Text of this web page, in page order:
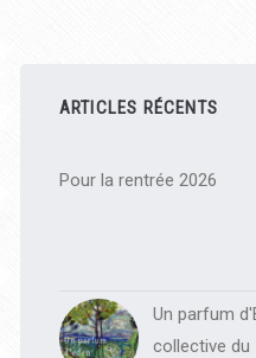
latérale
principale
ARTICLES RÉCENTS
Pour la rentrée 2026
Un parfum
collective du